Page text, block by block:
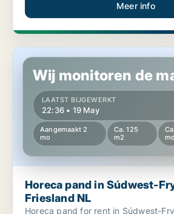
Meer info
Horeca pand in Súdwest-Fryslân,
Wij monitoren de
LAATST BIJGEWERKT
22:36 • 19 May
Aangemaakt 2
mo
Ca. 125
m2
md
Horeca pand in Súdwest-
Friesland NL
Horeca pand for rent in Súdwest-